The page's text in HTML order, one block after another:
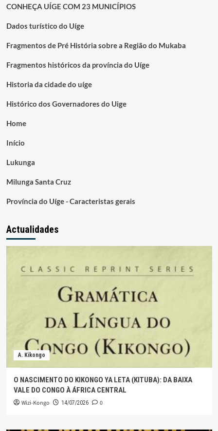
CONHEÇA UÍGE COM 23 MUNICÍPIOS
Dados turístico do Uíge
Fragmentos de Pré História sobre a Região do Mukaba
Fragmentos históricos da província do Uíge
Historia da cidade do uíge
Histórico dos Governadores do Uige
Home
Início
Lukunga
Milunga Santa Cruz
Província do Uíge - Caracteristas gerais
Actualidades
A. Kikongo
O NASCIMENTO DO KIKONGO YA LETA (KITUBA): DA BAIXA
VALE DO CONGO À ÁFRICA CENTRAL
Wizi-Kongo 14/07/2026 0